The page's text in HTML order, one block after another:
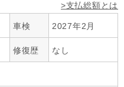
>支払総額とは
車検 2027年2月
修復歴 なし